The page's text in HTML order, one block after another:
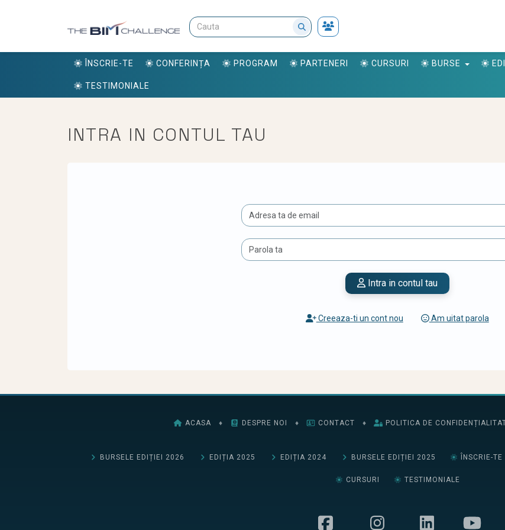
ÎNSCRIE-TE CONFERINȚA PROGRAM PARTENERI CURSURI BURSE
TESTIMONIALE
INTRA IN CONTUL TAU
Intra in contul tau
Creeaza-ti un cont nou Am uitat parola
ACASA ♦ DESPRE NOI ♦ CONTACT ♦ POLITICA DE
BURSELE EDIȚIEI 2026 EDIȚIA 2025 EDIȚIA 2024 BURSELE EDIȚIEI 2025 ÎNSCRIE-TE
CURSURI TESTIMONIALE